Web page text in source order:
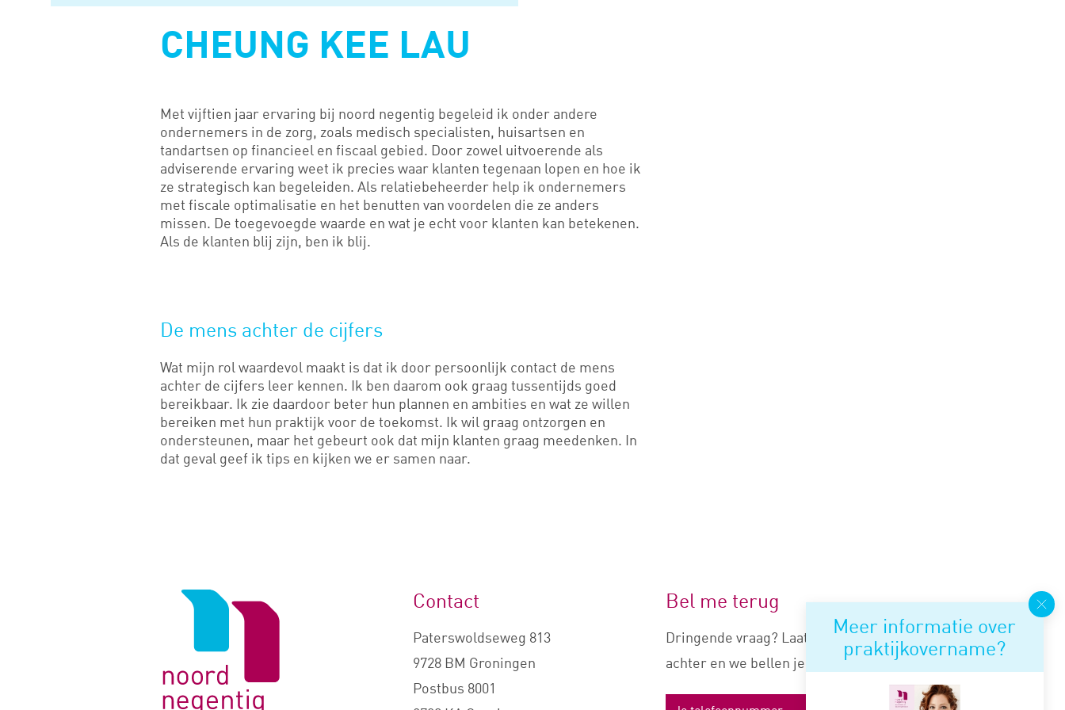
CHEUNG KEE LAU
Met vijftien jaar ervaring bij noord negentig begeleid ik onder andere
ondernemers in de zorg, zoals medisch specialisten, huisartsen en
tandartsen op financieel en fiscaal gebied. Door zowel uitvoerende als
adviserende ervaring weet ik precies waar klanten tegenaan lopen en hoe ik
ze strategisch kan begeleiden. Als relatiebeheerder help ik ondernemers
met fiscale optimalisatie en het benutten van voordelen die ze anders
missen. De toegevoegde waarde en wat je echt voor klanten kan betekenen.
Als de klanten blij zijn, ben ik blij.
De mens achter de cijfers
Wat mijn rol waardevol maakt is dat ik door persoonlijk contact de mens
achter de cijfers leer kennen. Ik ben daarom ook graag tussentijds goed
bereikbaar. Ik zie daardoor beter hun plannen en ambities en wat ze willen
bereiken met hun praktijk voor de toekomst. Ik wil graag ontzorgen en
ondersteunen, maar het gebeurt ook dat mijn klanten graag meedenken. In
dat geval geef ik tips en kijken we er samen naar.
Meer informatie over
praktijkovername?
Logo
Contact
Paterswoldseweg 813
9728 BM Groningen
Postbus 8001
Bel me terug
Dringende vraag? Laat je nummer
achter en we bellen je snel terug.